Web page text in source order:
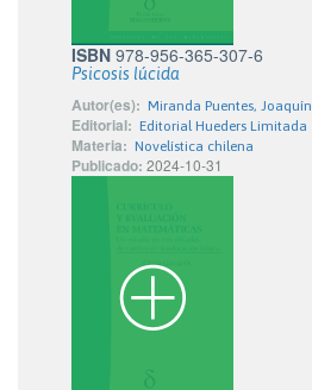
ISBN 978-956-365-307-6
Psicosis lúcida
Autor(es): Miranda Puentes, Joaquín
Editorial: Editorial Hueders Limitada
Materia: Novelística chilena
Publicado: 2024-10-31